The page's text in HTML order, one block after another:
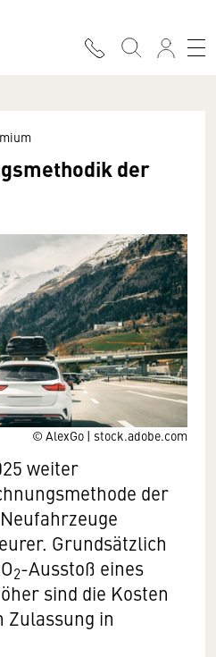
© AlexGo | stock.adobe.com
der
weiter
der
Grundsätzlich
2-Ausstoß eines
sind die Kosten
Zulassung in